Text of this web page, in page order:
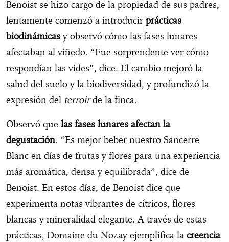
Benoist se hizo cargo de la propiedad de sus padres,
lentamente comenzó a introducir prácticas
biodinámicas y observó cómo las fases lunares
afectaban al viñedo. “Fue sorprendente ver cómo
respondían las vides”, dice. El cambio mejoró la
salud del suelo y la biodiversidad, y profundizó la
expresión del terroirde la finca.
Observó que las fases lunares afectan la
degustación. “Es mejor beber nuestro Sancerre
Blanc en días de frutas y flores para una experiencia
más aromática, densa y equilibrada”, dice de
Benoist. En estos días, de Benoist dice que
experimenta notas vibrantes de cítricos, flores
blancas y mineralidad elegante. A través de estas
prácticas, Domaine du Nozay ejemplifica la creencia